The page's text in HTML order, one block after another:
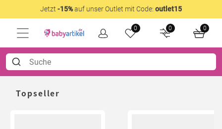
Jetzt -15%auf unser Outlet mit Code: outlet15
0 0 0
Topseller